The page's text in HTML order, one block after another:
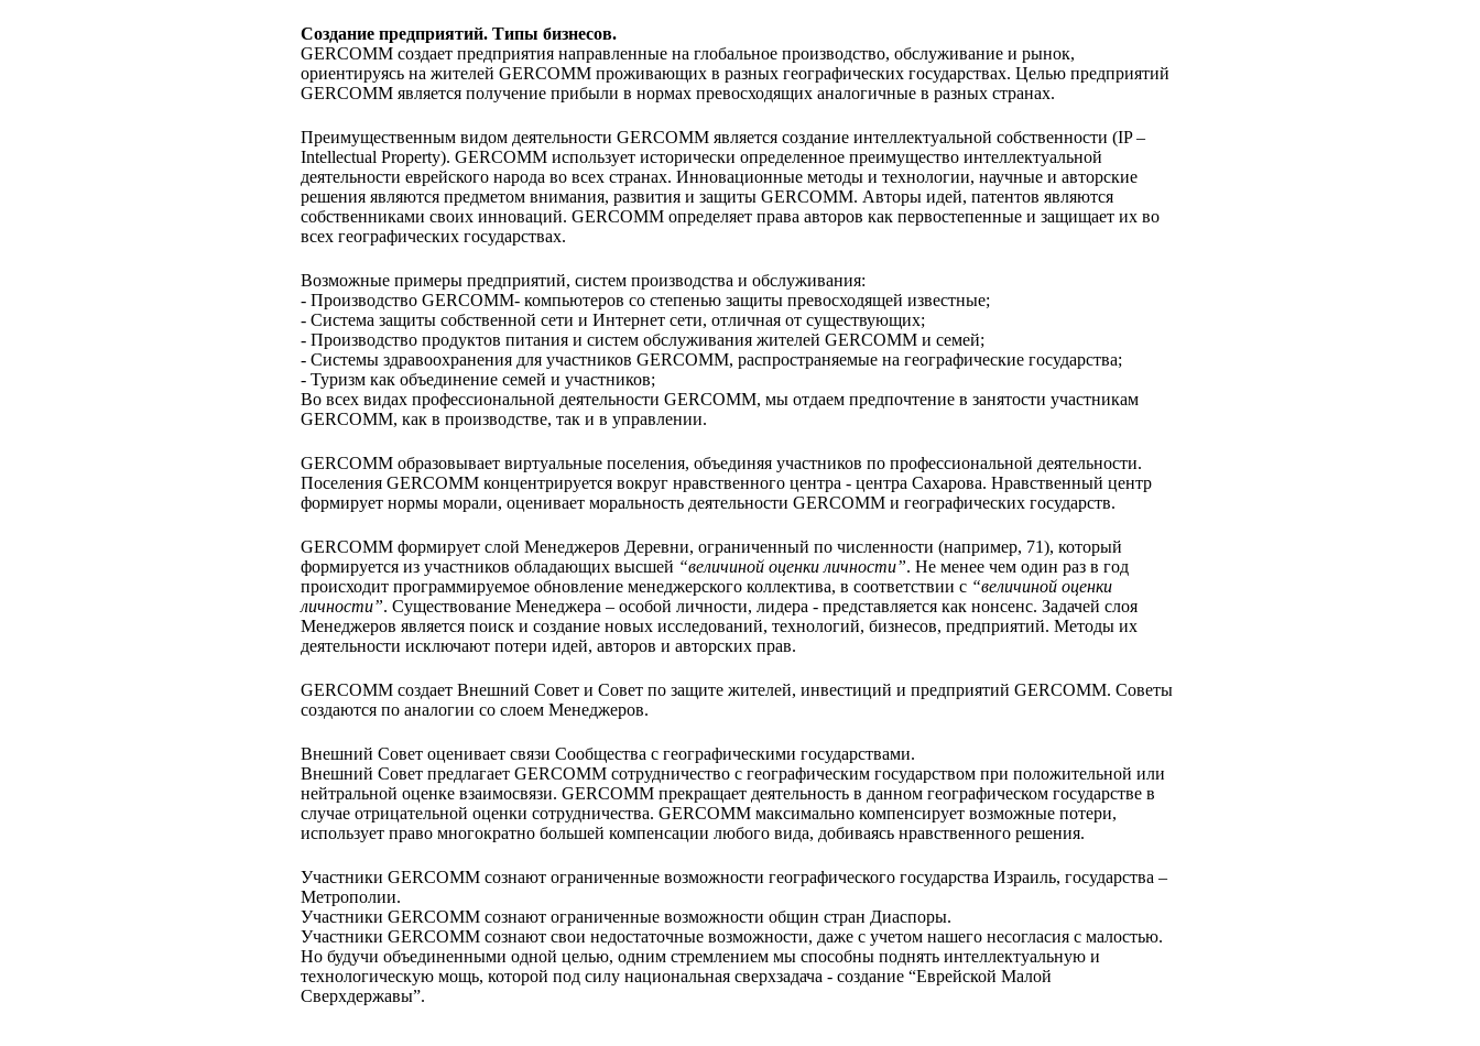
Создание предприятий. Типы бизнесов.
GERCOMM создает предприятия направленные на глобальное производство, обслуживание и рынок,
ориентируясь на жителей GERCOMM проживающих в разных географических государствах. Целью предприятий
GERCOMM является получение прибыли в нормах превосходящих аналогичные в разных странах.
Преимущественным видом деятельности GERCOMM является создание интеллектуальной собственности (IP –
Intellectual Property). GERCOMM использует исторически определенное преимущество интеллектуальной
деятельности еврейского народа во всех странах. Инновационные методы и технологии, научные и авторские
решения являются предметом внимания, развития и защиты GERCOMM. Авторы идей, патентов являются
собственниками своих инноваций. GERCOMM определяет права авторов как первостепенные и защищает их во
всех географических государствах.
Возможные примеры предприятий, систем производства и обслуживания:
- Производство GERCOMM- компьютеров со степенью защиты превосходящей известные;
- Система защиты собственной сети и Интернет сети, отличная от существующих;
- Производство продуктов питания и систем обслуживания жителей GERCOMM и семей;
- Системы здравоохранения для участников GERCOMM, распространяемые на географические государства;
- Туризм как объединение семей и участников;
Во всех видах профессиональной деятельности GERCOMM, мы отдаем предпочтение в занятости участникам
GERCOMM, как в производстве, так и в управлении.
GERCOMM образовывает виртуальные поселения, объединяя участников по профессиональной деятельности.
Поселения GERCOMM концентрируется вокруг нравственного центра - центра Сахарова. Нравственный центр
формирует нормы морали, оценивает моральность деятельности GERCOMM и географических государств.
GERCOMM формирует слой Менеджеров Деревни, ограниченный по численности (например, 71), который
формируется из участников обладающих высшей “величиной оценки личности”. Не менее чем один раз в год
происходит программируемое обновление менеджерского коллектива, в соответствии с “величиной оценки
личности”. Существование Менеджера – особой личности, лидера - представляется как нонсенс. Задачей слоя
Менеджеров является поиск и создание новых исследований, технологий, бизнесов, предприятий. Методы их
деятельности исключают потери идей, авторов и авторских прав.
GERCOMM создает Внешний Совет и Совет по защите жителей, инвестиций и предприятий GERCOMM. Советы
создаются по аналогии со слоем Менеджеров.
Внешний Совет оценивает связи Сообщества с географическими государствами.
Внешний Совет предлагает GERCOMM сотрудничество с географическим государством при положительной или
нейтральной оценке взаимосвязи. GERCOMM прекращает деятельность в данном географическом государстве в
случае отрицательной оценки сотрудничества. GERCOMM максимально компенсирует возможные потери,
использует право многократно большей компенсации любого вида, добиваясь нравственного решения.
Участники GERCOMM сознают ограниченные возможности географического государства Израиль, государства –
Метрополии.
Участники GERCOMM сознают ограниченные возможности общин стран Диаспоры.
Участники GERCOMM сознают свои недостаточные возможности, даже с учетом нашего несогласия с малостью.
Но будучи объединенными одной целью, одним стремлением мы способны поднять интеллектуальную и
технологическую мощь, которой под силу национальная сверхзадача - создание “Еврейской Малой
Сверхдержавы”.